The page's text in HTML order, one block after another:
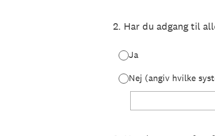
2. Har du adgang til
Ja
Nej (angiv hvilke